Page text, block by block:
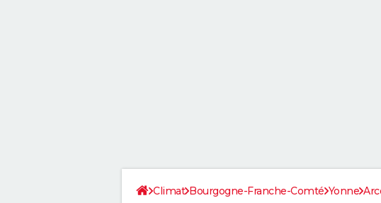
Climat Bourgogne-Franche-Comté Yonne